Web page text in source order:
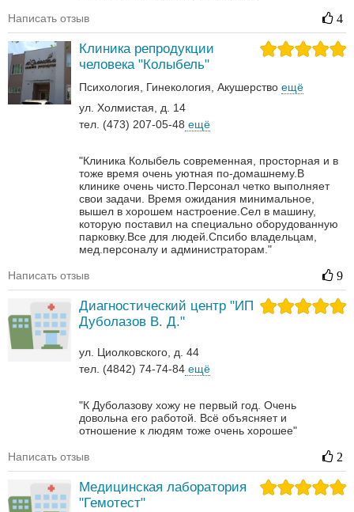
Написать отзыв 4
Клиника репродукции
человека "Колыбель"
Психология Гинекология Акушерство ещё
ул. Холмистая, д. 14
тел. (473) 207-05-48 ещё
"Клиника Колыбель современная, просторная и в
тоже время очень уютная по-домашнему.В
клинике очень чисто.Персонал четко выполняет
свои задачи. Время ожидания минимальное,
вышел в хорошем настроение.Сел в машину,
которую поставил на специально оборудованную
парковку.Все для людей.Спсибо владельцам,
мед.персоналу и администраторам."
Написать отзыв 9
Диагностический центр "ИП
Дуболазов В. Д."
ул. Циолковского, д. 44
тел. (4842) 74-74-84 ещё
"К Дуболазову хожу не первый год. Очень
довольна его работой. Всё объясняет и
отношение к людям тоже очень хорошее"
Написать отзыв 2
Медицинская лаборатория
"Гемотест"